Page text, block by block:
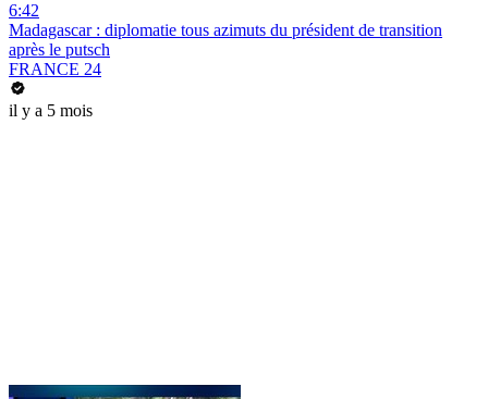
6:42
Madagascar : diplomatie tous azimuts du président de transition
après le putsch
FRANCE 24
il y a 5 mois